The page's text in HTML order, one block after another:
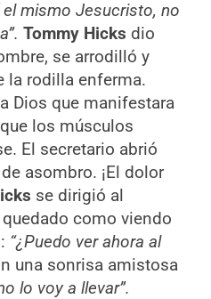
el mismo Jesucristo, no
Tommy Hicks dio
se arrodilló y
la rodilla enferma.
Dios que manifestara
los músculos
El secretario abrió
asombro. ¡El dolor
se dirigió al
como viendo
“¿Puedo ver ahora al
una sonrisa amistosa
lo voy a llevar”.